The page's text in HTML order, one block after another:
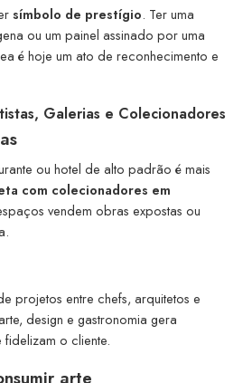
símbolo de prestígio. Ter uma
ou um painel assinado por uma
é hoje um ato de reconhecimento e
Galerias e Colecionadores
ou hotel de alto padrão é mais
com colecionadores em
vendem obras expostas ou
projetos entre chefs, arquitetos e
design e gastronomia gera
fidelizam o cliente.